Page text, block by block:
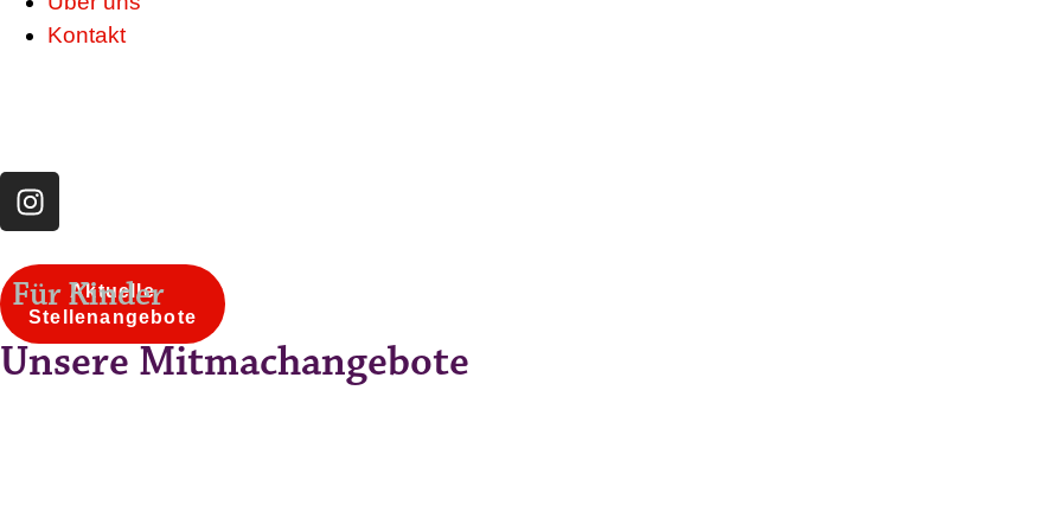
Kontakt
Aktuelle
Stellenangebote
Für Kinder
Unsere Mitmachangebote